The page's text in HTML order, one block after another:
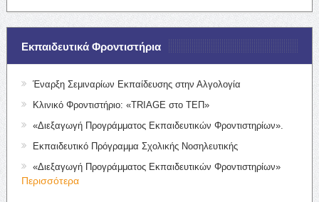
Εκπαιδευτικά Φροντιστήρια
Έναρξη Σεμιναρίων Εκπαίδευσης στην Αλγολογία
Κλινικό Φροντιστήριο: «TRIAGE στο ΤΕΠ»
«Διεξαγωγή Προγράμματος Εκπαιδευτικών Φροντιστηρίων».
Εκπαιδευτικό Πρόγραμμα Σχολικής Νοσηλευτικής
«Διεξαγωγή Προγράμματος Εκπαιδευτικών Φροντιστηρίων»
Περισσότερα